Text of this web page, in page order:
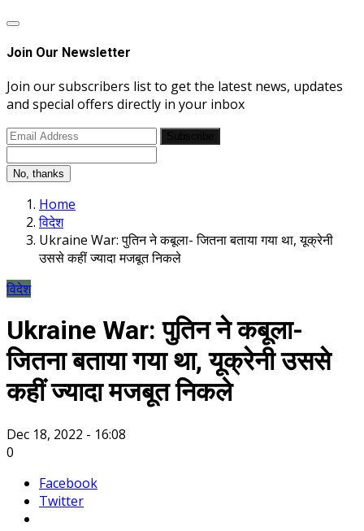
Join Our Newsletter
Join our subscribers list to get the latest news, updates
and special offers directly in your inbox
No, thanks
Home
विदेश
Ukraine War: पुतिन ने कबूला- जितना बताया गया था, यूक्रेनी
उससे कहीं ज्यादा मजबूत निकले
विदेश
Ukraine War: पुतिन ने कबूला-
जितना बताया गया था, यूक्रेनी उससे
कहीं ज्यादा मजबूत निकले
Dec 18, 2022 - 16:08
0
Facebook
Twitter